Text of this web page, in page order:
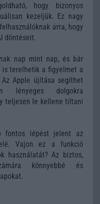
hogy bizonyos
kezeljük. Ez nagy
arra, hogy
döntéseit.
nap mint nap, és bár
is terelhetik a figyelmet a
Apple újítása segíthet
dolgokra
teljesen le kellene tiltani
fontos lépést jelent az
Vajon ez a funkció
használatát? Az biztos,
könnyebbé és